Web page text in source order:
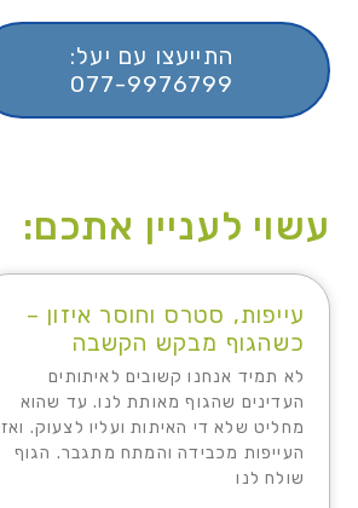
התייעצו עם יעל:
077-9976799
עשוי לעניין אתכם:
עייפות, סטרס וחוסר איזון –
כשהגוף מבקש הקשבה
לא תמיד אנחנו קשובים לאיתותים
העדינים שהגוף מאותת לנו. עד שהוא
מחליט שלא די האיתות ועליו לצעוק. ואז
העייפות מכבידה והמתח מתגבר. הגוף
שולח לנו